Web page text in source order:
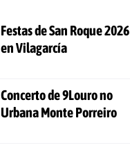
Festas de San Roque 2026
en Vilagarcía
Concerto de 9Louro no
Urbana Monte Porreiro